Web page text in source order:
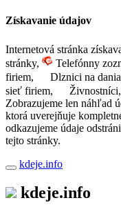
Získavanie údajov
Internetová stránka
stránky,
Telefónny
firiem,
Dlznici na
sieť firiem,
Živnostníci,
Zobrazujeme len náhľad
ktorá uverejňuje
odkazujeme údaje
tejto stránky.
kdeje.info
kdeje.info